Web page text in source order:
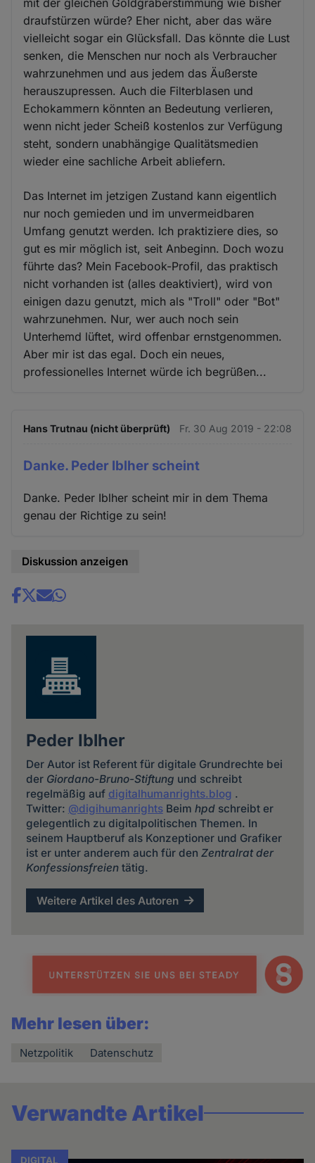
mit der gleichen Goldgräberstimmung wie bisher
draufstürzen würde? Eher nicht, aber das wäre
vielleicht sogar ein Glücksfall. Das könnte die Lust
senken, die Menschen nur noch als Verbraucher
wahrzunehmen und aus jedem das Äußerste
herauszupressen. Auch die Filterblasen und
Echokammern könnten an Bedeutung verlieren,
wenn nicht jeder Scheiß kostenlos zur Verfügung
steht, sondern unabhängige Qualitätsmedien
wieder eine sachliche Arbeit abliefern.
Das Internet im jetzigen Zustand kann eigentlich
nur noch gemieden und im unvermeidbaren
Umfang genutzt werden. Ich praktiziere dies, so
gut es mir möglich ist, seit Anbeginn. Doch wozu
führte das? Mein Facebook-Profil, das praktisch
nicht vorhanden ist (alles deaktiviert), wird von
einigen dazu genutzt, mich als "Troll" oder "Bot"
wahrzunehmen. Nur, wer auch noch sein
Unterhemd lüftet, wird offenbar ernstgenommen.
Aber mir ist das egal. Doch ein neues,
professionelles Internet würde ich begrüßen...
Hans Trutnau (nicht überprüft) Fr. 30 Aug 2019 - 22:08
Danke. Peder Iblher scheint
Danke. Peder Iblher scheint mir in dem Thema
genau der Richtige zu sein!
Diskussion anzeigen
Share
Peder Iblher
Der Autor ist Referent für digitale Grundrechte bei
der Giordano-Bruno-Stiftung und schreibt
regelmäßig auf digitalhumanrights.blog .
Twitter: @digihumanrightsBeim hpdschreibt er
gelegentlich zu digitalpolitischen Themen. In
seinem Hauptberuf als Konzeptioner und Grafiker
ist er unter anderem auch für den Zentralrat der
Konfessionsfreientätig.
Weitere Artikel des Autoren
Mehr lesen über:
Netzpolitik Datenschutz
Verwandte Artikel
DIGITAL